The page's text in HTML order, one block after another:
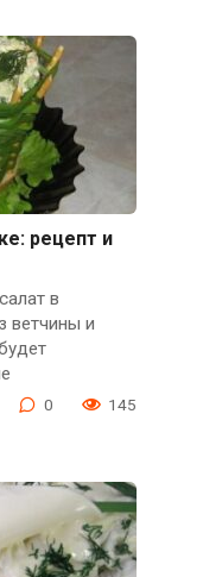
рецепт и
в
ветчины и
0 145